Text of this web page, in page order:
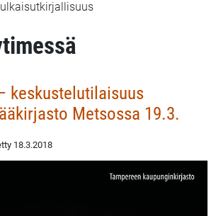
keskustelutilaisuus
Metsossa 19.3.
18.3.2018